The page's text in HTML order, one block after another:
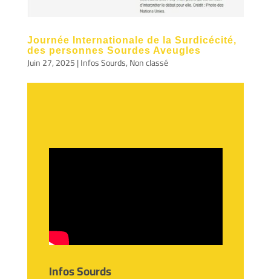
Journée Internationale de la Surdicécité,
des personnes Sourdes Aveugles
Juin 27, 2025|Infos Sourds,Non classé
Infos Sourds